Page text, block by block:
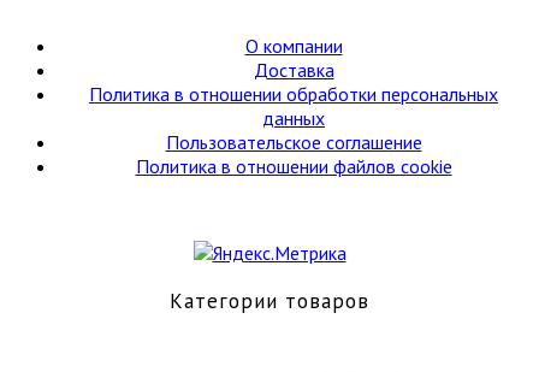
О компании
Доставка
Политика в отношении обработки персональных
данных
Пользовательское соглашение
Политика в отношении файлов cookie
Категории товаров